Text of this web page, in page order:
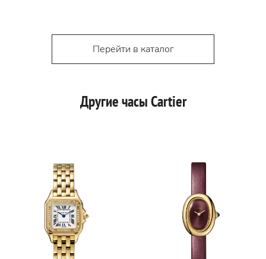
Перейти в каталог
Другие часы Cartier